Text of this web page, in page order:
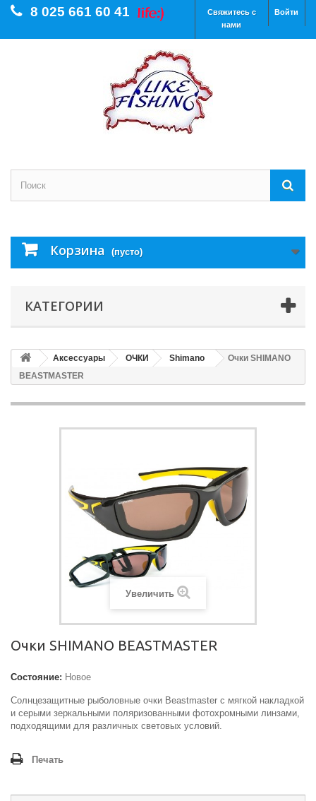
Войти
Свяжитесь с
нами
8 025 661 60 41
Корзина (пусто)
КАТЕГОРИИ
Аксессуары ОЧКИ Shimano
Очки SHIMANO
BEASTMASTER
Увеличить
Очки SHIMANO BEASTMASTER
Состояние: Новое
Солнцезащитные рыболовные очки Beastmaster с мягкой накладкой
и серыми зеркальными поляризованными фотохромными линзами,
подходящими для различных световых условий.
Печать